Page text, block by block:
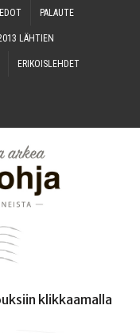
PALAU­TE
LÄHTIEN
ERI­KOIS­LEH­DET
klikkaamalla